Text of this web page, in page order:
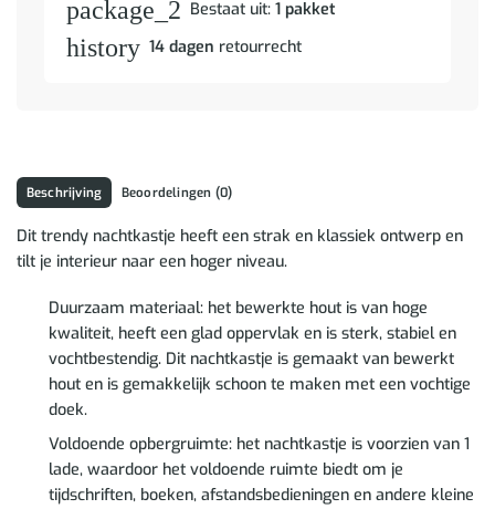
package_2 Bestaat uit: 1 pakket
history 14 dagen retourrecht
Beschrijving Beoordelingen (0)
Dit trendy nachtkastje heeft een strak en klassiek ontwerp en
tilt je interieur naar een hoger niveau.
Duurzaam materiaal: het bewerkte hout is van hoge
kwaliteit, heeft een glad oppervlak en is sterk, stabiel en
vochtbestendig. Dit nachtkastje is gemaakt van bewerkt
hout en is gemakkelijk schoon te maken met een vochtige
doek.
Voldoende opbergruimte: het nachtkastje is voorzien van 1
lade, waardoor het voldoende ruimte biedt om je
tijdschriften, boeken, afstandsbedieningen en andere kleine